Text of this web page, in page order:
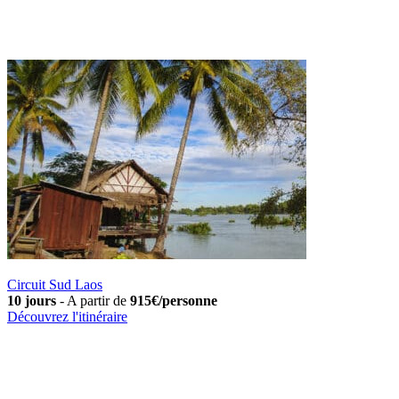
Circuit Sud Laos
10 jours - A partir de 915€/personne
Découvrez l'itinéraire